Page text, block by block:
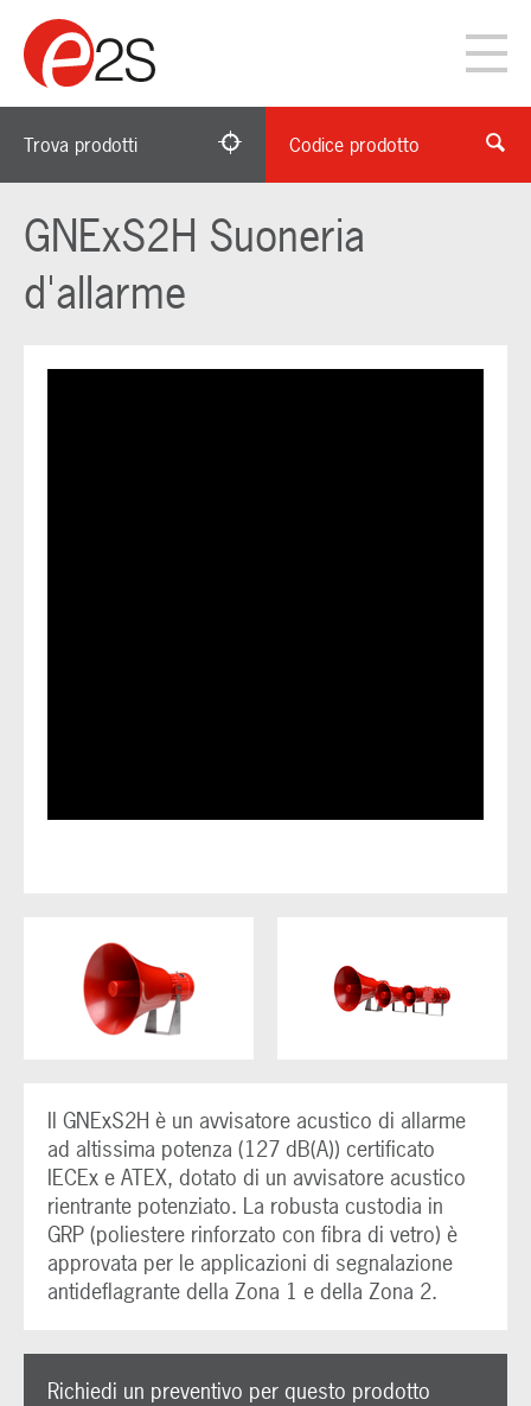
Trova prodotti Codice prodotto
GNExS2H Suoneria
d'allarme
Il GNExS2H è un avvisatore acustico di allarme
ad altissima potenza (127 dB(A)) certificato
IECEx e ATEX, dotato di un avvisatore acustico
rientrante potenziato. La robusta custodia in
GRP (poliestere rinforzato con fibra di vetro) è
approvata per le applicazioni di segnalazione
antideflagrante della Zona 1 e della Zona 2.
Richiedi un preventivo per questo prodotto